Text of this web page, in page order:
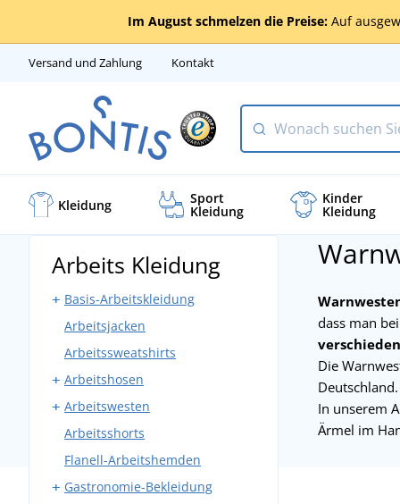
Im August schmelzen die Preise: Auf
Versand und Zahlung Kontakt
Kleidung Sport
Kleidung
Kinder
Kleidung
dass man
Die
In unserem
Ärmel im
Arbeits Kleidung
Basis-Arbeitskleidung
Arbeitshosen mit Latz
Arbeitshosen ohne Latz
Bundjacken
Arbeitskleidung Sets
Overalls
Winter-Arbeitskleidung
Arbeitsjacken
Arbeitssweatshirts
Arbeitshosen
Bundhosen
Latzhosen
Arbeitswesten
Westen mit Taschen
Winter-Arbeitswesten
Arbeitsshorts
Flanell-Arbeitshemden
Gastronomie-Bekleidung